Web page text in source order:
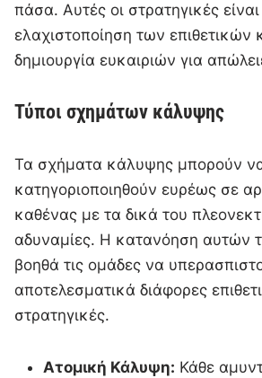
πάσα. Αυτές οι στρατηγικές
ελαχιστοποίηση των επιθετικών
δημιουργία ευκαιριών για
Τύποι σχημάτων κάλυψης
Τα σχήματα κάλυψης μπορούν
κατηγοριοποιηθούν ευρέως σε
καθένας με τα δικά του
αδυναμίες. Η κατανόηση αυτών
βοηθά τις ομάδες να
αποτελεσματικά διάφορες
στρατηγικές.
Ατομική Κάλυψη: Κάθε